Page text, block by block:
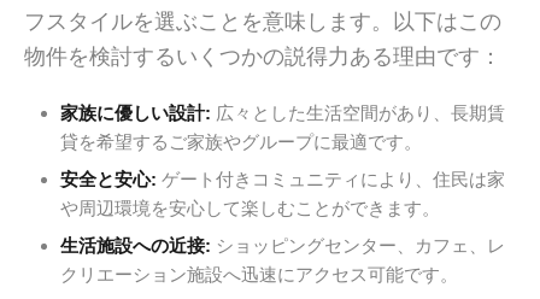
フスタイルを選ぶことを意味します。以下はこの
物件を検討するいくつかの説得力ある理由です：
家族に優しい設計: 広々とした生活空間があり、長期賃
貸を希望するご家族やグループに最適です。
安全と安心: ゲート付きコミュニティにより、住民は家
や周辺環境を安心して楽しむことができます。
生活施設への近接: ショッピングセンター、カフェ、レ
クリエーション施設へ迅速にアクセス可能です。